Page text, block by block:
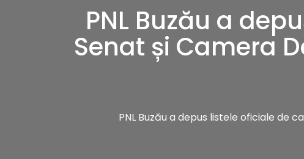
PNL Buzău a
Senat și Camera
PNL Buzău a depus listele oficiale de